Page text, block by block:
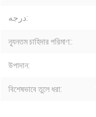
درجه:
ন্যূনতম চাহিদার পরিমাণ::
উপাদান:
বিশেষভাবে তুলে ধরা: